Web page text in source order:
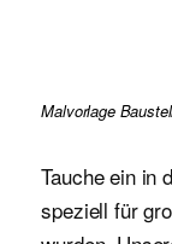
Malvorlage
Tauche ein in
speziell für